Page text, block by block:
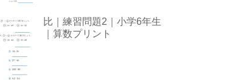
比｜練習問題2｜小学6年生
｜算数プリント